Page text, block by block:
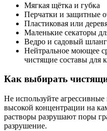
Мягкая щётка и губка
Перчатки и защитные
Пластиковая или
Маленькие секаторы
Ведро и садовый шланг
Нейтральное моющее
чистящие составы для
Как выбирать
Не используйте
высокой концентрации на
растворы разрушают поры
разрушение.